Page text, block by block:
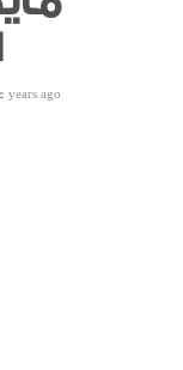
الحواسب المتطورة
2 years ago